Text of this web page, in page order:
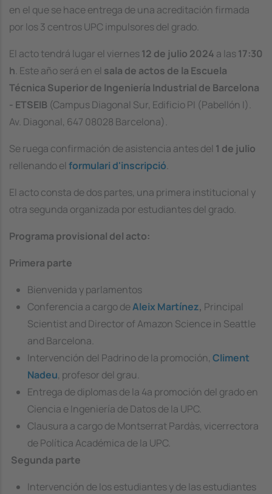
en el que se hace entrega de una acreditación firmada
por los 3 centros UPC impulsores del grado.
El acto tendrá lugar el viernes12 de julio 2024 a las17:30
h. Este año será en el sala de actos de la Escuela
Técnica Superior de Ingeniería Industrial de Barcelona
- ETSEIB (Campus Diagonal Sur, Edificio PI (Pabellón I).
Av. Diagonal, 647 08028 Barcelona).
Se ruega confirmación de asistencia antes del 1 de julio
rellenando el formulari d'inscripció.
El acto consta de dos partes, una primera institucional y
otra segunda organizada por estudiantes del grado.
Programa provisional del acto:
Primera parte
Bienvenida y parlamentos
Conferencia a cargo deAleix Martínez, Principal
Scientist and Director of Amazon Science in Seattle
and Barcelona.
Intervención del Padrino de la promoción, Climent
Nadeu, profesor del grau.
Entrega de diplomas de la 4a promoción del grado en
Ciencia e Ingeniería de Datos de la UPC.
Clausura a cargo de Montserrat Pardàs, vicerrectora
de Política Académica de la UPC.
Segunda parte
Intervención de los estudiantes y de las estudiantes